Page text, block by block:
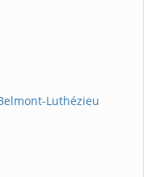
Luthézieu